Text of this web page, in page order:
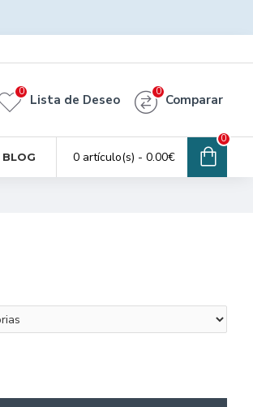
Lista de Deseo
0
Comparar
0
BLOG 0 artículo(s) - 0.00€
0